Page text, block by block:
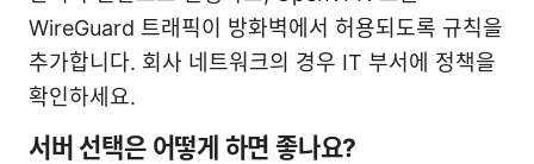
WireGuard 트래픽이 방화벽에서 허용되도록 규칙을
추가합니다. 회사 네트워크의 경우 IT 부서에 정책을
확인하세요.
서버 선택은 어떻게 하면 좋나요?